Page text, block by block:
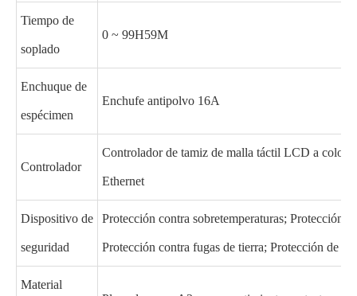
Tiempo de
soplado
0 ~ 99H59M
Enchuque de
espécimen
Enchufe antipolvo 16A
Controlador
Controlador de tamiz de malla táctil LCD a color
Ethernet
Dispositivo de
seguridad
Protección contra sobretemperaturas; Protección
Protección contra fugas de tierra; Protección de
Material